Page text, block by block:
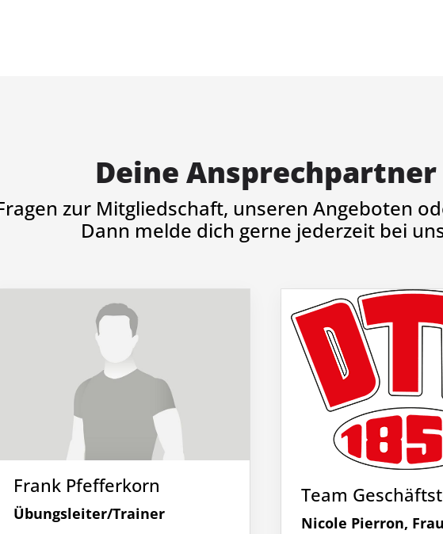
Deine Ansprechpartner
zur Mitgliedschaft, unseren Angeboten
Dann melde dich gerne jederzeit bei
Frank Pfefferkorn
Übungsleiter/Trainer
Team
Nicole Pierron,